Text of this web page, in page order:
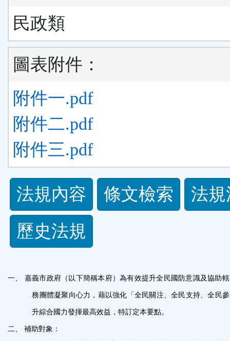
民政類
圖表附件：
附件一.pdf
附件二.pdf
附件三.pdf
法
規
功
法規內容 條文檢索
法
歷史法規
一、 嘉義市政府（以下簡稱本府）為有效提升全民國防意識及協助
務團體凝聚向心力，藉以強化「全民關注、全民支持、全民
升綜合國力發揮最高效益，特訂定本要點。
二、 補助對象：